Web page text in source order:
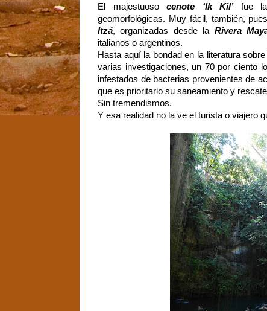
El majestuoso cenote ‘Ik Kil’fue la
geomorfológicas. Muy fácil, también,
Itzá, organizadas desde la Rivera
italianos o argentinos.
Hasta aquí la bondad en la literatura
varias investigaciones, un 70 por ciento
infestados de bacterias provenientes de
que es prioritario su saneamiento y
Sin tremendismos.
Y esa realidad no la ve el turista o viajero